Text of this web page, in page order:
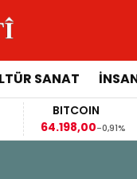
SANAT
BITCOIN
64.198,00-0,91%